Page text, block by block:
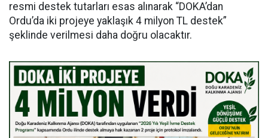
resmi destek tutarları esas alınarak “DOKA’dan
Ordu’da iki projeye yaklaşık 4 milyon TL destek”
şeklinde verilmesi daha doğru olacaktır.